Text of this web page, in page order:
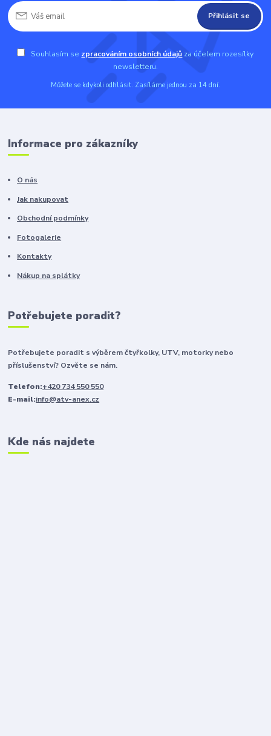
Přihlásit se
Souhlasím se zpracováním osobních údajů za účelem rozesílky
newsletteru.
Můžete se kdykoli odhlásit. Zasíláme jednou za 14 dní.
Informace pro zákazníky
O nás
Jak nakupovat
Obchodní podmínky
Fotogalerie
Kontakty
Nákup na splátky
Potřebujete poradit?
Potřebujete poradit s výběrem čtyřkolky, UTV, motorky nebo
příslušenství? Ozvěte se nám.
Telefon:+420 734 550 550
E-mail:info@atv-anex.cz
Kde nás najdete